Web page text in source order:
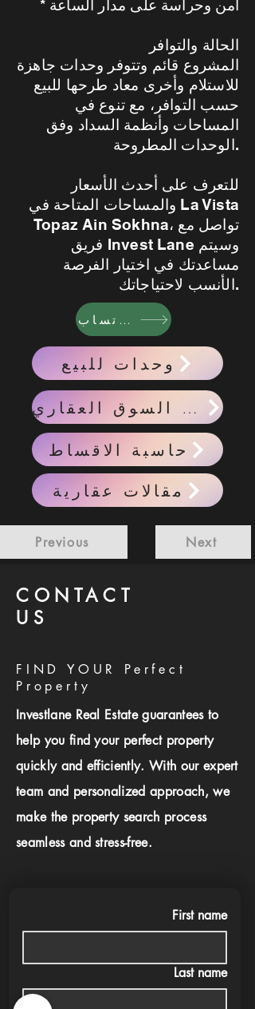
* أمن وحراسة على مدار الساعة
الحالة والتوافر
المشروع قائم وتتوفر وحدات جاهزة
للاستلام وأخرى معاد طرحها للبيع
حسب التوافر، مع تنوع في
المساحات وأنظمة السداد وفق
الوحدات المطروحة.
للتعرف على أحدث الأسعار
والمساحات المتاحة في La Vista
Topaz Ain Sokhna، تواصل مع
فريق Invest Lane وسيتم
مساعدتك في اختيار الفرصة
الأنسب لاحتياجاتك.
واتساب
وحدات للبيع
احدث اخبار السوق العقاري
حاسبة الاقساط
مقالات عقارية
Previous Next
CONTACT
US
FIND YOUR Perfect
Property
Investlane Real Estate guarantees to
help you find your perfect property
quickly and efficiently. With our expert
team and personalized approach, we
make the property search process
seamless and stress-free.
First name
Last name